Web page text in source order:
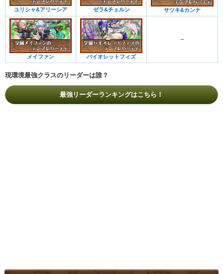
ユリシャ&アリーシア ゼラ&チェルン サツキ&カンナ
メイファン バイオレットフィズ
–
現環境最強クラスのリーダーは誰？
最強リーダーランキングはこちら！